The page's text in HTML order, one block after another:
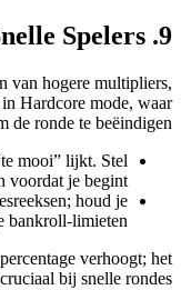
9. Veelgemaakte Fouten bij Snelle Spelers
van hogere multipliers,
Hardcore mode, waar
de ronde te beëindigen.
mooi” lijkt. Stel
voordat je begint.
houd je
bankroll‑limieten.
verhoogt; het
bij snelle rondes.